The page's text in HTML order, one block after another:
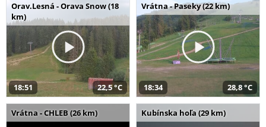
Orav.Lesná - Orava Snow (18
km)
18:51 22,5 °C
Vrátna - Paseky (22 km)
18:34 28,8 °C
Vrátna - CHLEB (26 km) Kubínska hoľa (29 km)